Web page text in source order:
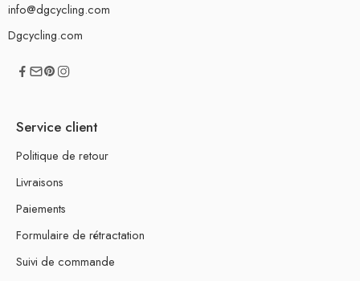
info@dgcycling.com
Dgcycling.com
Service client
Politique de retour
Livraisons
Paiements
Formulaire de rétractation
Suivi de commande